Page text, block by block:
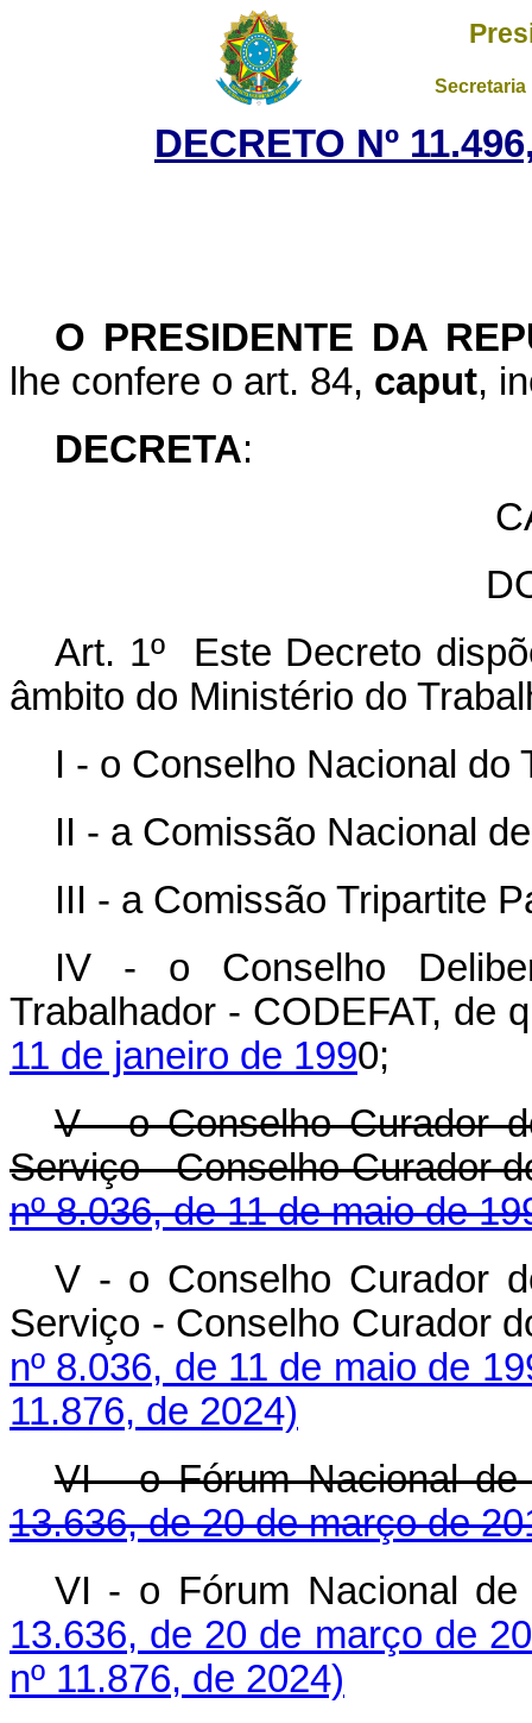
DECRETO Nº
O PRESIDENTE DA
lhe confere o art. 84, caput,
DECRETA:
Art. 1º Este Decreto
âmbito do Ministério do
I - o Conselho Nacional do
II - a Comissão Nacional
III - a Comissão Tripartite
IV - o Conselho
Trabalhador - CODEFAT, de
11 de janeiro de 1990;
V - o Conselho Curador
Serviço - Conselho Curador
nº 8.036, de 11 de maio de
V - o Conselho Curador
Serviço - Conselho Curador
nº 8.036, de 11 de maio de
11.876, de 2024)
VI - o Fórum Nacional
13.636, de 20 de março de
VI - o Fórum Nacional
13.636, de 20 de março de
nº 11.876, de 2024)